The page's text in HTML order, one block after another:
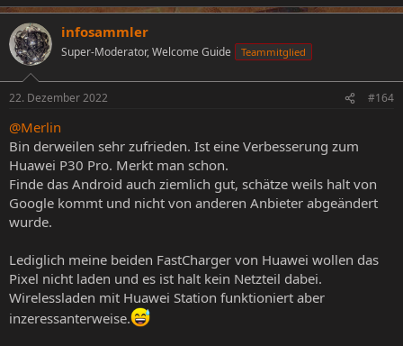
infosammler
Super-Moderator, Welcome Guide Teammitglied
22. Dezember 2022 #164
@Merlin
Bin derweilen sehr zufrieden. Ist eine Verbesserung zum
Huawei P30 Pro. Merkt man schon.
Finde das Android auch ziemlich gut, schätze weils halt von
Google kommt und nicht von anderen Anbieter abgeändert
wurde.
Lediglich meine beiden FastCharger von Huawei wollen das
Pixel nicht laden und es ist halt kein Netzteil dabei.
Wirelessladen mit Huawei Station funktioniert aber
inzeressanterweise.